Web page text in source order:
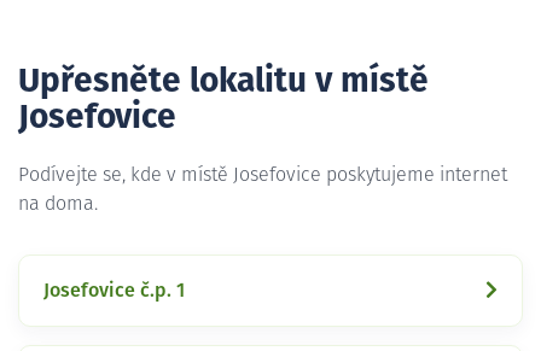
Upřesněte lokalitu v místě
Josefovice
Podívejte se, kde v místě Josefovice poskytujeme internet
na doma.
Josefovice č.p. 1